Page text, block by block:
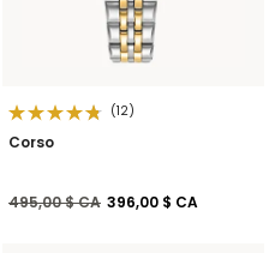
(12)
Corso
Prix réduit de
495,00 $ CAà396,00 $ CA